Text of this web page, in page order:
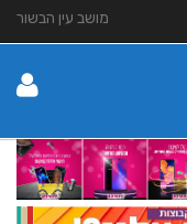
מושב עין הבשור